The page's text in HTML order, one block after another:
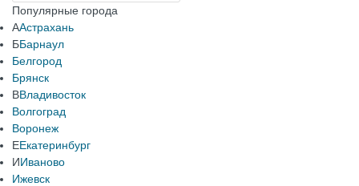
Популярные города
ААстрахань
ББарнаул
Белгород
Брянск
ВВладивосток
Волгоград
Воронеж
ЕЕкатеринбург
ИИваново
Ижевск